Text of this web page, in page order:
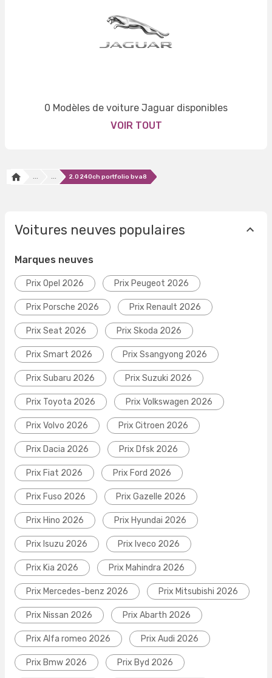
0 Modèles de voiture Jaguar disponibles
VOIR TOUT
... ... 2.0 240ch portfolio bva8
Voitures neuves populaires
Marques neuves
Prix Opel 2026 Prix Peugeot 2026
Prix Porsche 2026 Prix Renault 2026
Prix Seat 2026 Prix Skoda 2026
Prix Smart 2026 Prix Ssangyong 2026
Prix Subaru 2026 Prix Suzuki 2026
Prix Toyota 2026 Prix Volkswagen 2026
Prix Volvo 2026 Prix Citroen 2026
Prix Dacia 2026 Prix Dfsk 2026
Prix Fiat 2026 Prix Ford 2026
Prix Fuso 2026 Prix Gazelle 2026
Prix Hino 2026 Prix Hyundai 2026
Prix Isuzu 2026 Prix Iveco 2026
Prix Kia 2026 Prix Mahindra 2026
Prix Mercedes-benz 2026 Prix Mitsubishi 2026
Prix Nissan 2026 Prix Abarth 2026
Prix Alfa romeo 2026 Prix Audi 2026
Prix Bmw 2026 Prix Byd 2026